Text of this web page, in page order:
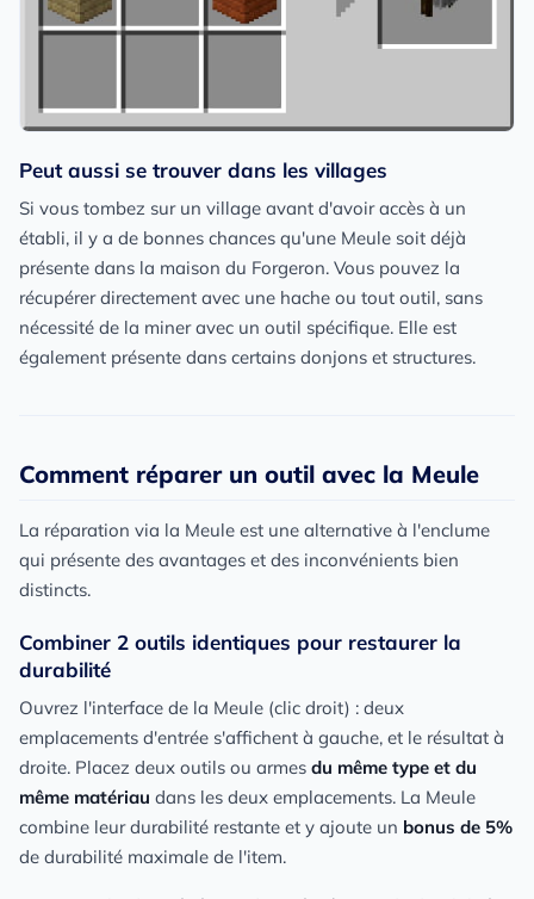
Peut aussi se trouver dans les villages
Si vous tombez sur un village avant d'avoir accès à un
établi, il y a de bonnes chances qu'une Meule soit déjà
présente dans la maison du Forgeron. Vous pouvez la
récupérer directement avec une hache ou tout outil, sans
nécessité de la miner avec un outil spécifique. Elle est
également présente dans certains donjons et structures.
Comment réparer un outil avec la Meule
La réparation via la Meule est une alternative à l'enclume
qui présente des avantages et des inconvénients bien
distincts.
Combiner 2 outils identiques pour restaurer la
durabilité
Ouvrez l'interface de la Meule (clic droit) : deux
emplacements d'entrée s'affichent à gauche, et le résultat à
droite. Placez deux outils ou armes du même type et du
même matériau dans les deux emplacements. La Meule
combine leur durabilité restante et y ajoute un bonus de 5%
de durabilité maximale de l'item.